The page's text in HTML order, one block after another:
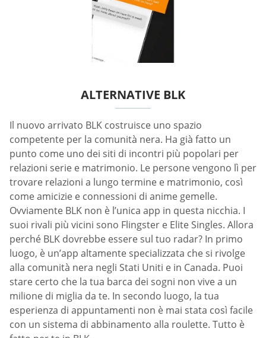
ALTERNATIVE BLK
Il nuovo arrivato BLK costruisce uno spazio
competente per la comunità nera. Ha già fatto un
punto come uno dei siti di incontri più popolari per
relazioni serie e matrimonio. Le persone vengono lì per
trovare relazioni a lungo termine e matrimonio, così
come amicizie e connessioni di anime gemelle.
Ovviamente BLK non è l’unica app in questa nicchia. I
suoi rivali più vicini sono Flingster e Elite Singles. Allora
perché BLK dovrebbe essere sul tuo radar? In primo
luogo, è un’app altamente specializzata che si rivolge
alla comunità nera negli Stati Uniti e in Canada. Puoi
stare certo che la tua barca dei sogni non vive a un
milione di miglia da te. In secondo luogo, la tua
esperienza di appuntamenti non è mai stata così facile
con un sistema di abbinamento alla roulette. Tutto è